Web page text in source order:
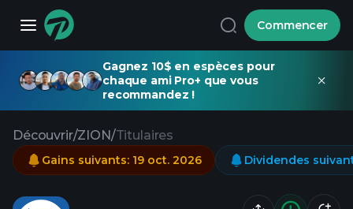
Commencer
Gagnez 10$ en espèces pour
chaque ami Pro+ que vous
recommandez !
Découvrir/ZION/Titulaires
Gains suivants: 19 oct. 2026 Dividendes